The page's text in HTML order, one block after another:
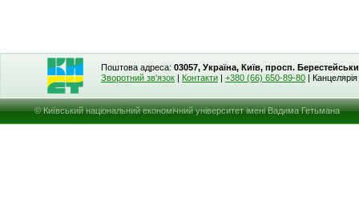
Поштова адреса: 03057, Україна, Київ, просп.
Зворотний зв'язок | Контакти | +380 (66) 650-89-80 | Канцелярія
© Київський національний економічний університет імені Вадима Гетьмана